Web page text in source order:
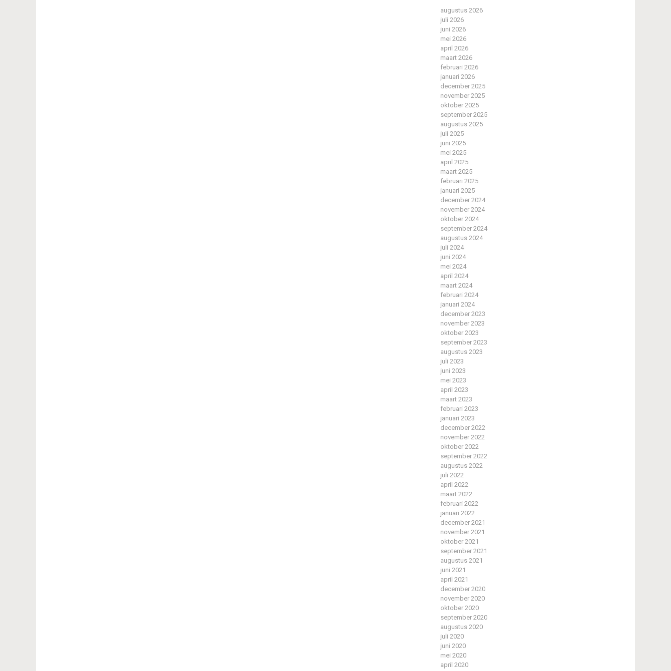
augustus 2026
juli 2026
juni 2026
mei 2026
april 2026
maart 2026
februari 2026
januari 2026
december 2025
november 2025
oktober 2025
september 2025
augustus 2025
juli 2025
juni 2025
mei 2025
april 2025
maart 2025
februari 2025
januari 2025
december 2024
november 2024
oktober 2024
september 2024
augustus 2024
juli 2024
juni 2024
mei 2024
april 2024
maart 2024
februari 2024
januari 2024
december 2023
november 2023
oktober 2023
september 2023
augustus 2023
juli 2023
juni 2023
mei 2023
april 2023
maart 2023
februari 2023
januari 2023
december 2022
november 2022
oktober 2022
september 2022
augustus 2022
juli 2022
april 2022
maart 2022
februari 2022
januari 2022
december 2021
november 2021
oktober 2021
september 2021
augustus 2021
juni 2021
april 2021
december 2020
november 2020
oktober 2020
september 2020
augustus 2020
juli 2020
juni 2020
mei 2020
april 2020